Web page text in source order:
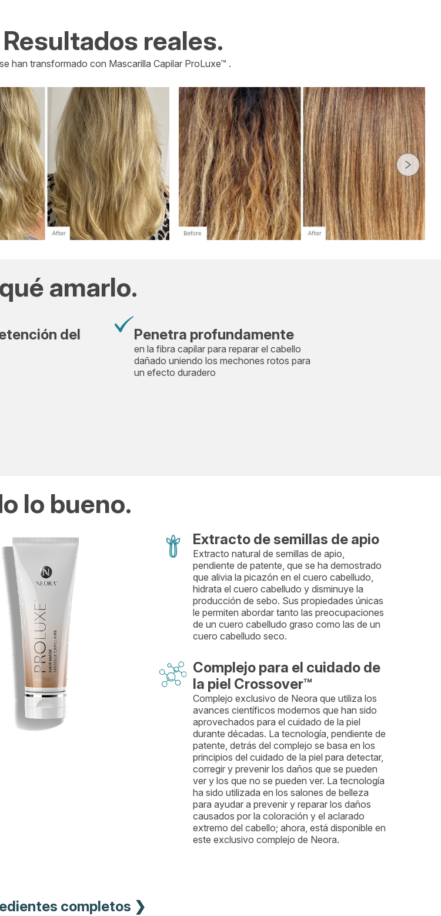
reales.
han transformado con Mascarilla Capilar ProLuxe™ .
amarlo.
del
Penetra profundamente
en la fibra capilar para reparar el cabello
dañado uniendo los mechones rotos para
un efecto duradero
lo bueno.
Extracto de semillas de apio
Extracto natural de semillas de apio,
pendiente de patente, que se ha demostrado
que alivia la picazón en el cuero cabelludo,
hidrata el cuero cabelludo y disminuye la
producción de sebo. Sus propiedades únicas
le permiten abordar tanto las preocupaciones
de un cuero cabelludo graso como las de un
cuero cabelludo seco.
Complejo para el cuidado de
la piel Crossover™
Complejo exclusivo de Neora que utiliza los
avances científicos modernos que han sido
aprovechados para el cuidado de la piel
durante décadas. La tecnología, pendiente de
patente, detrás del complejo se basa en los
principios del cuidado de la piel para detectar,
corregir y prevenir los daños que se pueden
ver y los que no se pueden ver. La tecnología
ha sido utilizada en los salones de belleza
para ayudar a prevenir y reparar los daños
causados por la coloración y el aclarado
extremo del cabello; ahora, está disponible en
este exclusivo complejo de Neora.
completos ❯